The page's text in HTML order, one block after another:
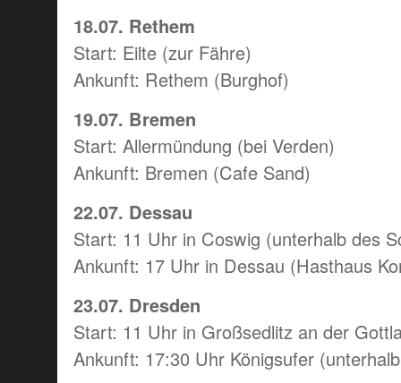
18.07. Rethem
Start: Eilte (zur Fähre)
Ankunft: Rethem (Burghof)
19.07. Bremen
Start: Allermündung (bei Verden)
Ankunft: Bremen (Cafe Sand)
22.07. Dessau
Start: 11 Uhr in Coswig (unterhalb des
Ankunft: 17 Uhr in Dessau (Hasthaus
23.07. Dresden
Start: 11 Uhr in Großsedlitz an der
Ankunft: 17:30 Uhr Königsufer